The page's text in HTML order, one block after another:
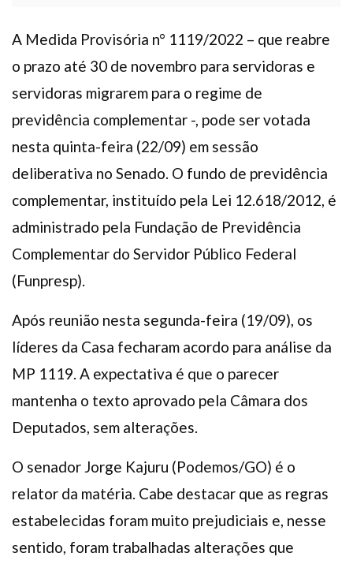
A Medida Provisória n° 1119/2022 – que reabre
o prazo até 30 de novembro para servidoras e
servidoras migrarem para o regime de
previdência complementar -, pode ser votada
nesta quinta-feira (22/09) em sessão
deliberativa no Senado. O fundo de previdência
complementar, instituído pela Lei 12.618/2012, é
administrado pela Fundação de Previdência
Complementar do Servidor Público Federal
(Funpresp).
Após reunião nesta segunda-feira (19/09), os
líderes da Casa fecharam acordo para análise da
MP 1119. A expectativa é que o parecer
mantenha o texto aprovado pela Câmara dos
Deputados, sem alterações.
O senador Jorge Kajuru (Podemos/GO) é o
relator da matéria. Cabe destacar que as regras
estabelecidas foram muito prejudiciais e, nesse
sentido, foram trabalhadas alterações que